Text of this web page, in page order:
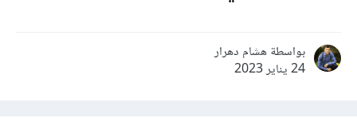
بواسطة هشام دهرار
24 يناير 2023